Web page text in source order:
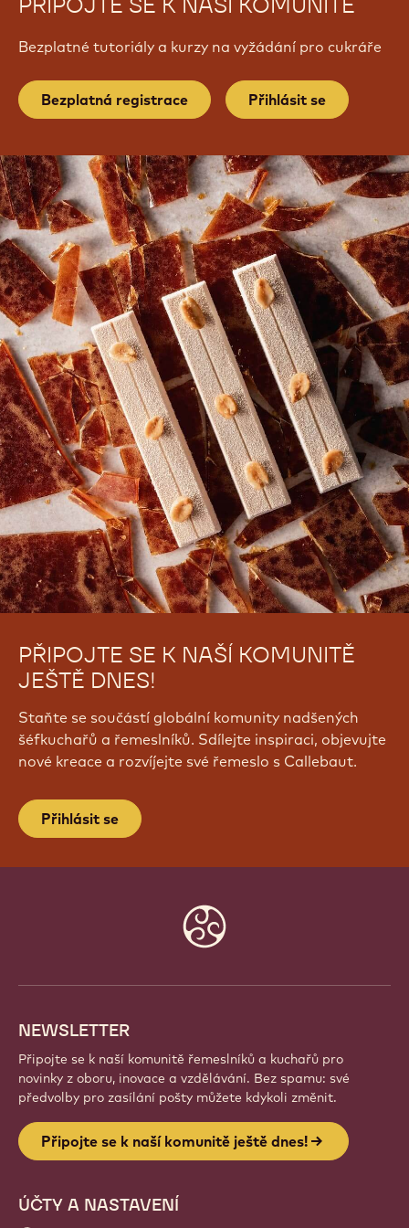
PŘIPOJTE SE K NAŠÍ KOMUNITĚ
Bezplatné tutoriály a kurzy na vyžádání pro cukráře
Bezplatná registrace Přihlásit se
Staňte se součástí globální komunity nadšených
Přihlásit se
Website